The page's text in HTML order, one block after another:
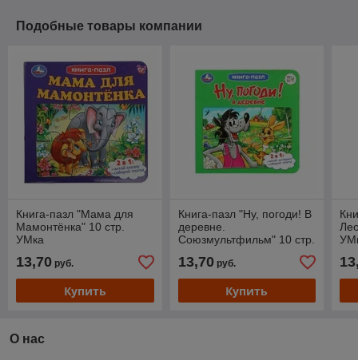
Подобные товары компании
Книга-пазл "Мама для
Мамонтёнка" 10 стр.
УМка
13,70 руб.
Купить
Книга-пазл "Ну, погоди! В
деревне.
Союзмультфильм" 10 стр.
13,70руб.
Купить
О нас